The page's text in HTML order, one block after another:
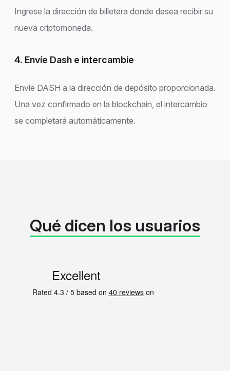
Ingrese la dirección de billetera donde desea recibir su
nueva criptomoneda.
4. Envíe Dash e intercambie
Envíe DASH a la dirección de depósito proporcionada.
Una vez confirmado en la blockchain, el intercambio
se completará automáticamente.
Qué dicen los usuarios